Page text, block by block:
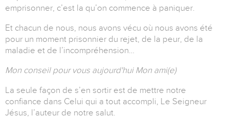
emprisonner, c’est la qu’on commence à paniquer.
Et chacun de nous, nous avons vécu où nous avons été
pour un moment prisonnier du rejet, de la peur, de la
maladie et de l’incompréhension…
Mon conseil pour vous aujourd'hui Mon ami(e)
La seule façon de s’en sortir est de mettre notre
confiance dans Celui qui a tout accompli, Le Seigneur
Jésus, l’auteur de notre salut.